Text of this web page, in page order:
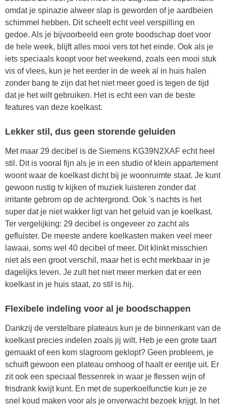
omdat je spinazie alweer slap is geworden of je aardbeien
schimmel hebben. Dit scheelt echt veel verspilling en
gedoe. Als je bijvoorbeeld een grote boodschap doet voor
de hele week, blijft alles mooi vers tot het einde. Ook als je
iets speciaals koopt voor het weekend, zoals een mooi stuk
vis of vlees, kun je het eerder in de week al in huis halen
zonder bang te zijn dat het niet meer goed is tegen de tijd
dat je het wilt gebruiken. Het is echt een van de beste
features van deze koelkast.
Lekker stil, dus geen storende geluiden
Met maar 29 decibel is de Siemens KG39N2XAF echt heel
stil. Dit is vooral fijn als je in een studio of klein appartement
woont waar de koelkast dicht bij je woonruimte staat. Je kunt
gewoon rustig tv kijken of muziek luisteren zonder dat
irritante gebrom op de achtergrond. Ook 's nachts is het
super dat je niet wakker ligt van het geluid van je koelkast.
Ter vergelijking: 29 decibel is ongeveer zo zacht als
gefluister. De meeste andere koelkasten maken veel meer
lawaai, soms wel 40 decibel of meer. Dit klinkt misschien
niet als een groot verschil, maar het is echt merkbaar in je
dagelijks leven. Je zult het niet meer merken dat er een
koelkast in je huis staat, zo stil is hij.
Flexibele indeling voor al je boodschappen
Dankzij de verstelbare plateaus kun je de binnenkant van de
koelkast precies indelen zoals jij wilt. Heb je een grote taart
gemaakt of een kom slagroom geklopt? Geen probleem, je
schuift gewoon een plateau omhoog of haalt er eentje uit. Er
zit ook een speciaal flessenrek in waar je flessen wijn of
frisdrank kwijt kunt. En met de superkoelfunctie kun je ze
snel koud maken voor als je onverwacht bezoek krijgt. In het